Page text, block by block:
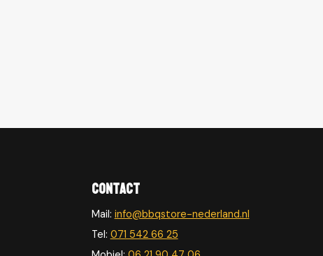
Contact
Mail: info@bbqstore-nederland.nl
Tel: 071 542 66 25